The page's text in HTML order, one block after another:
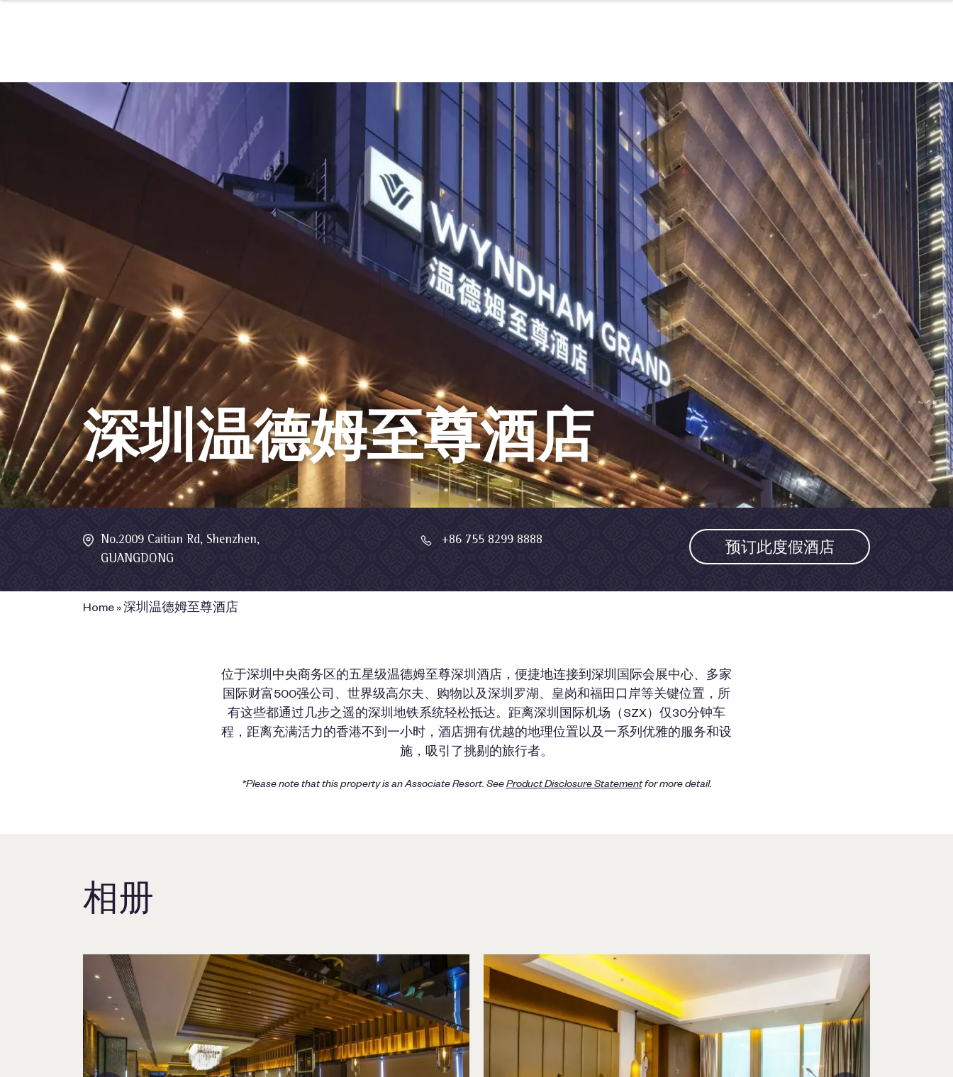
深圳温德姆至尊酒店
No.2009 Caitian Rd, Shenzhen,
GUANGDONG
+86 755 8299 8888 预订此度假酒店
Home »深圳温德姆至尊酒店
位于深圳中央商务区的五星级温德姆至尊深圳酒店，便捷地连接到深圳国际会展中心、多家
国际财富500强公司、世界级高尔夫、购物以及深圳罗湖、皇岗和福田口岸等关键位置，所
有这些都通过几步之遥的深圳地铁系统轻松抵达。距离深圳国际机场（SZX）仅30分钟车
程，距离充满活力的香港不到一小时，酒店拥有优越的地理位置以及一系列优雅的服务和设
施，吸引了挑剔的旅行者。
*Please note that this property is an Associate Resort. SeeProduct Disclosure Statementfor more detail.
相册